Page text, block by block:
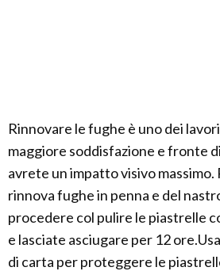
Rinnovare le fughe è uno dei
maggiore soddisfazione e fronte
avrete un impatto visivo
rinnova fughe in penna e del
procedere col pulire le piastrelle
e lasciate asciugare per 12
di carta per proteggere le